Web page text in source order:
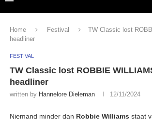
Home Festival
TW Classic lost
headliner
FESTIVAL
TW Classic lost ROBBIE
headliner
written by Hannelore Dieleman 12/11/2024
Niemand minder dan Robbie Williams staat